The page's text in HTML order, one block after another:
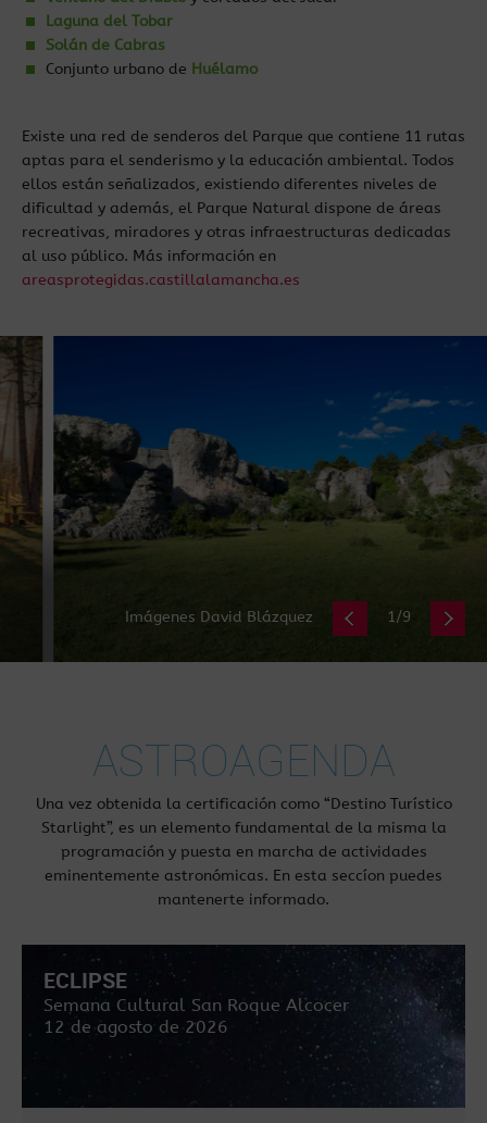
Laguna del Tobar
Solán de Cabras
Conjunto urbano de Huélamo
Existe una red de senderos del Parque que contiene 11 rutas
aptas para el senderismo y la educación ambiental. Todos
ellos están señalizados, existiendo diferentes niveles de
dificultad y además, el Parque Natural dispone de áreas
recreativas, miradores y otras infraestructuras dedicadas
al uso público. Más información en
areasprotegidas.castillalamancha.es
Imágenes David Blázquez 2/9
ASTROAGENDA
Una vez obtenida la certificación como “Destino Turístico
Starlight”, es un elemento fundamental de la misma la
programación y puesta en marcha de actividades
eminentemente astronómicas. En esta seccíon puedes
mantenerte informado.
ECLIPSE
Semana Cultural San Roque Alcocer
12 de agosto de 2026